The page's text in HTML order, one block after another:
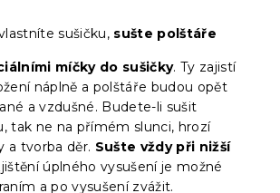
sušičku, sušte polštáře
míčky do sušičky. Ty zajistí
náplně a polštáře budou opět
a vzdušné. Budete-li sušit
tak ne na přímém slunci, hrozí
a tvorba děr. Sušte vždy při nižší
úplného vysušení je možné
a po vysušení zvážit.